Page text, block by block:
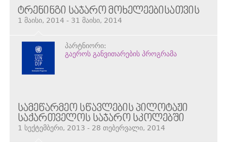
ᲢᲠᲔᲜᲘᲜᲒᲘ ᲡᲐᲯᲐᲠᲝ ᲛᲝᲮᲔᲚᲔᲔᲑᲘᲡᲐᲗᲕᲘᲡ
1 მაისი, 2014 - 31 მაისი, 2014
პარტნიორი:
გაეროს განვითარების პროგრამა
ᲡᲐᲛᲔᲬᲐᲠᲛᲔᲝ ᲡᲬᲐᲕᲚᲔᲑᲘᲡ ᲞᲘᲚᲝᲢᲐᲟᲘ
ᲡᲐᲥᲐᲠᲗᲕᲔᲚᲝᲡ ᲡᲐᲯᲐᲠᲝ ᲡᲙᲝᲚᲔᲑᲨᲘ
1 სექტემბერი, 2013 - 28 თებერვალი, 2014